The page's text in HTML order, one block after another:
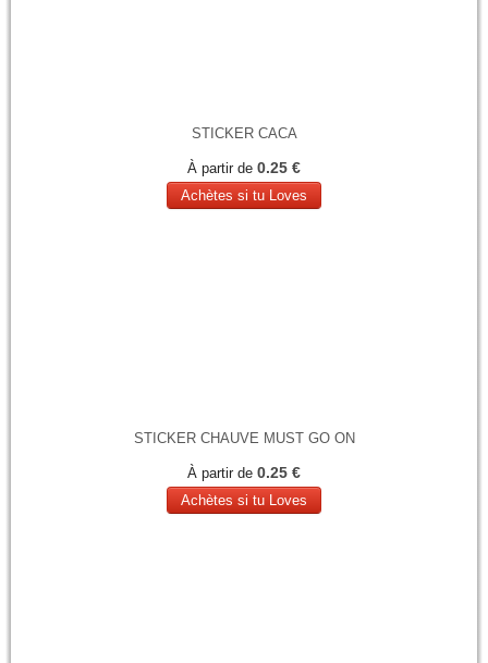
STICKER CACA
À partir de 0.25 €
Achètes si tu Loves
STICKER CHAUVE MUST GO ON
À partir de 0.25 €
Achètes si tu Loves